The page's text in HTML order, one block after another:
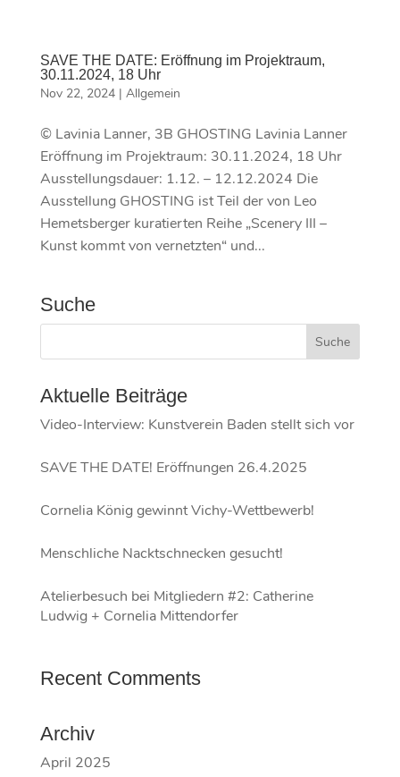
SAVE THE DATE: Eröffnung im Projektraum,
30.11.2024, 18 Uhr
Nov 22, 2024| Allgemein
© Lavinia Lanner, 3B GHOSTING Lavinia Lanner
Eröffnung im Projektraum: 30.11.2024, 18 Uhr
Ausstellungsdauer: 1.12. – 12.12.2024 Die
Ausstellung GHOSTING ist Teil der von Leo
Hemetsberger kuratierten Reihe „Scenery III –
Kunst kommt von vernetzten“ und...
Suche
Aktuelle Beiträge
Video-Interview: Kunstverein Baden stellt sich vor
SAVE THE DATE! Eröffnungen 26.4.2025
Cornelia König gewinnt Vichy-Wettbewerb!
Menschliche Nacktschnecken gesucht!
Atelierbesuch bei Mitgliedern #2: Catherine
Ludwig + Cornelia Mittendorfer
Recent Comments
Archiv
April 2025